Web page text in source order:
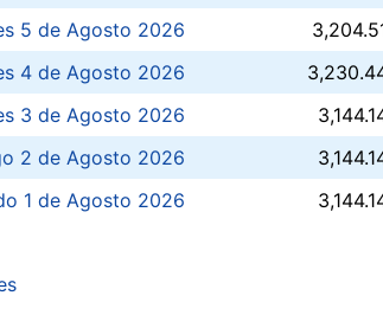
5 de Agosto 2026
4 de Agosto 2026
3 de Agosto 2026
2 de Agosto 2026
1 de Agosto 2026